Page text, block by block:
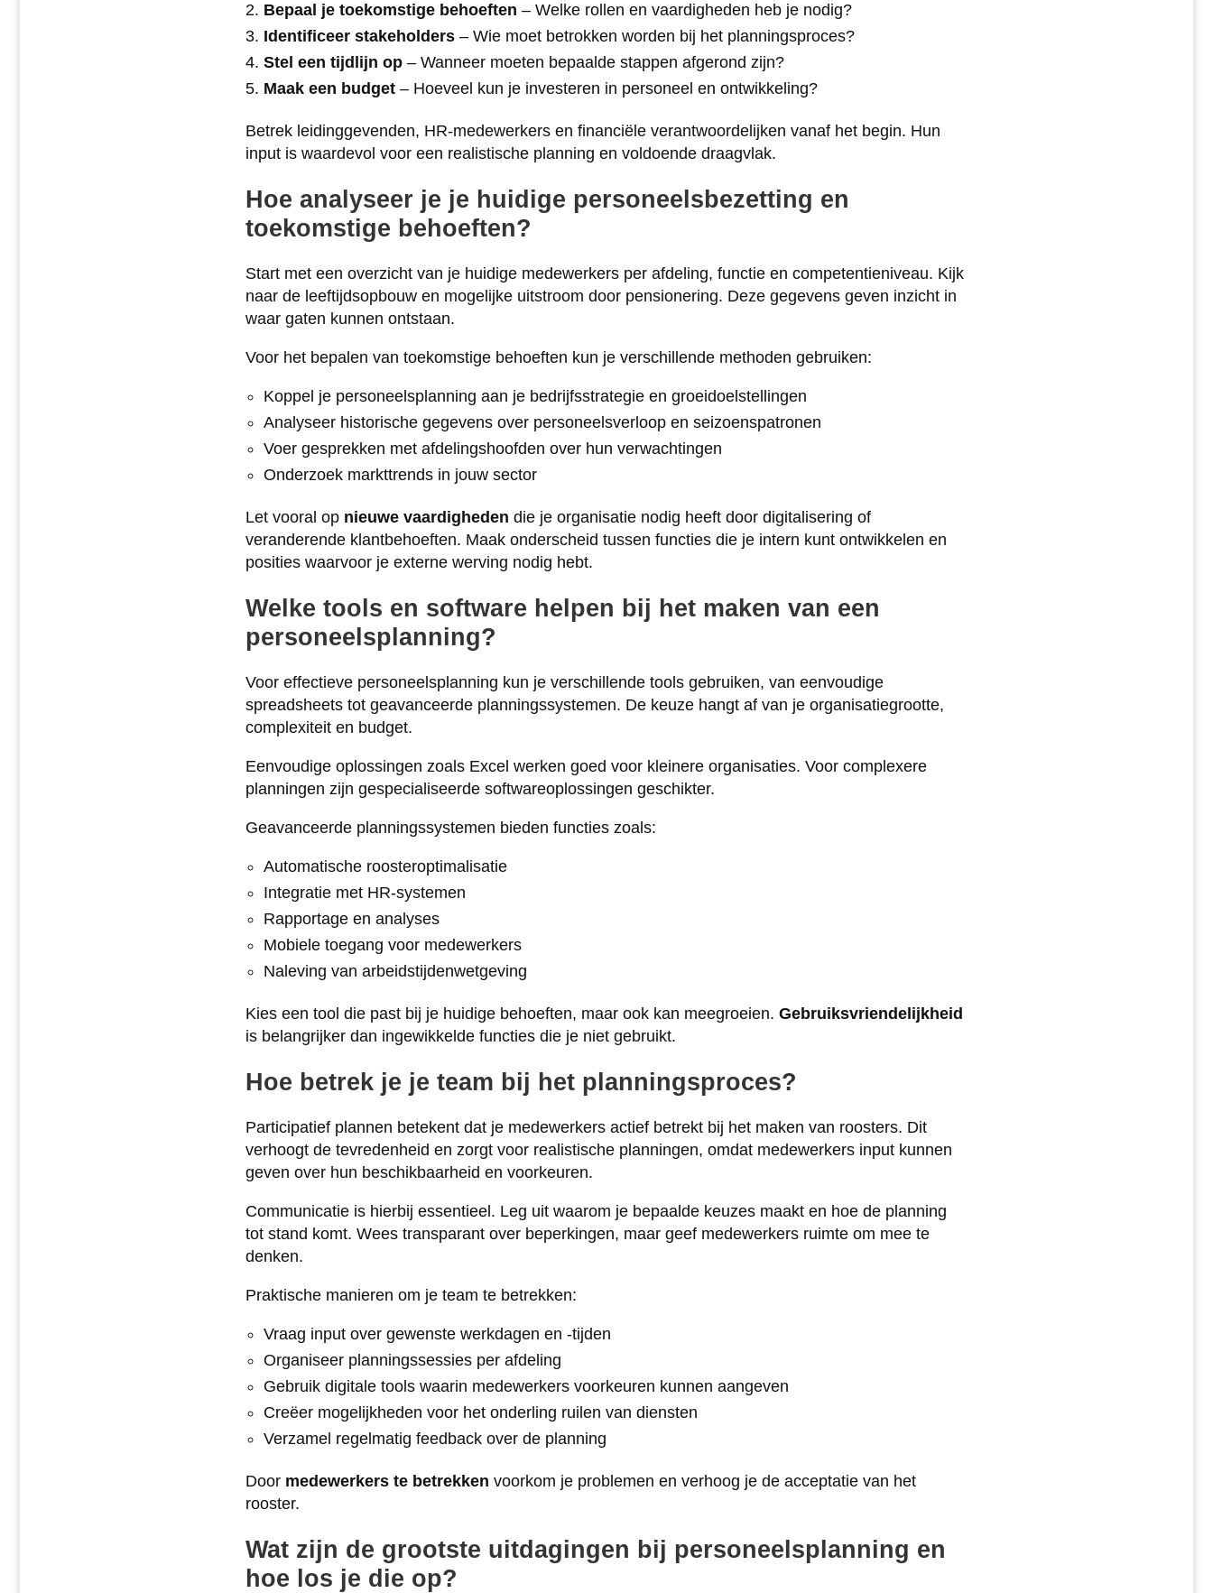
Bepaal je toekomstige behoeften – Welke rollen en vaardigheden heb je nodig?
Identificeer stakeholders – Wie moet betrokken worden bij het planningsproces?
Stel een tijdlijn op – Wanneer moeten bepaalde stappen afgerond zijn?
Maak een budget – Hoeveel kun je investeren in personeel en ontwikkeling?
Betrek leidinggevenden, HR-medewerkers en financiële verantwoordelijken vanaf het begin. Hun
input is waardevol voor een realistische planning en voldoende draagvlak.
Hoe analyseer je je huidige personeelsbezetting en
toekomstige behoeften?
Start met een overzicht van je huidige medewerkers per afdeling, functie en competentieniveau. Kijk
naar de leeftijdsopbouw en mogelijke uitstroom door pensionering. Deze gegevens geven inzicht in
waar gaten kunnen ontstaan.
Voor het bepalen van toekomstige behoeften kun je verschillende methoden gebruiken:
Koppel je personeelsplanning aan je bedrijfsstrategie en groeidoelstellingen
Analyseer historische gegevens over personeelsverloop en seizoenspatronen
Voer gesprekken met afdelingshoofden over hun verwachtingen
Onderzoek markttrends in jouw sector
Let vooral op nieuwe vaardigheden die je organisatie nodig heeft door digitalisering of
veranderende klantbehoeften. Maak onderscheid tussen functies die je intern kunt ontwikkelen en
posities waarvoor je externe werving nodig hebt.
Welke tools en software helpen bij het maken van een
personeelsplanning?
Voor effectieve personeelsplanning kun je verschillende tools gebruiken, van eenvoudige
spreadsheets tot geavanceerde planningssystemen. De keuze hangt af van je organisatiegrootte,
complexiteit en budget.
Eenvoudige oplossingen zoals Excel werken goed voor kleinere organisaties. Voor complexere
planningen zijn gespecialiseerde softwareoplossingen geschikter.
Geavanceerde planningssystemen bieden functies zoals:
Automatische roosteroptimalisatie
Integratie met HR-systemen
Rapportage en analyses
Mobiele toegang voor medewerkers
Naleving van arbeidstijdenwetgeving
Kies een tool die past bij je huidige behoeften, maar ook kan meegroeien. Gebruiksvriendelijkheid
is belangrijker dan ingewikkelde functies die je niet gebruikt.
Hoe betrek je je team bij het planningsproces?
Participatief plannen betekent dat je medewerkers actief betrekt bij het maken van roosters. Dit
verhoogt de tevredenheid en zorgt voor realistische planningen, omdat medewerkers input kunnen
geven over hun beschikbaarheid en voorkeuren.
Communicatie is hierbij essentieel. Leg uit waarom je bepaalde keuzes maakt en hoe de planning
tot stand komt. Wees transparant over beperkingen, maar geef medewerkers ruimte om mee te
denken.
Praktische manieren om je team te betrekken:
Vraag input over gewenste werkdagen en -tijden
Organiseer planningssessies per afdeling
Gebruik digitale tools waarin medewerkers voorkeuren kunnen aangeven
Creëer mogelijkheden voor het onderling ruilen van diensten
Verzamel regelmatig feedback over de planning
Door medewerkers te betrekken voorkom je problemen en verhoog je de acceptatie van het
rooster.
Wat zijn de grootste uitdagingen bij personeelsplanning en
hoe los je die op?